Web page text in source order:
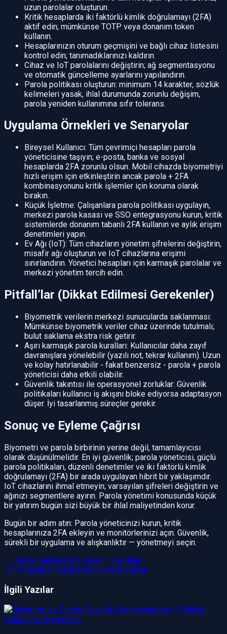
uzun parolalar oluşturun.
Kritik hesaplarda iki faktörlü kimlik doğrulamayı (2FA)
aktif edin; mümkünse TOTP veya donanım token
kullanın.
Hesaplarınızın oturum geçmişini ve bağlı cihaz listesini
kontrol edin; tanımadıklarınızı kaldırın.
Cihaz ve IoT parolalarını değiştirin; ağ segmentasyonu
ve otomatik güncelleme ayarlarını yapılandırın.
Parola politikası oluşturun: minimum 14 karakter, sözlük
kelimeleri yasak, ihlal durumunda zorunlu değişim,
parola yeniden kullanımına sıfır tolerans.
Uygulama Örnekleri ve Senaryolar
Bireysel Kullanıcı: Tüm çevrimiçi hesapları parola
yöneticisine taşıyın; e-posta, banka ve sosyal
hesaplarda 2FA zorunlu olsun. Mobil cihazda biyometriyi
hızlı erişim için etkinleştirin ancak parola + 2FA
kombinasyonunu kritik işlemler için koruma olarak
bırakın.
Küçük İşletme: Çalışanlara parola politikası uygulayın,
merkezi parola kasası ve SSO entegrasyonu kurun, kritik
sistemlerde donanım tabanlı 2FA kullanın ve aylık erişim
denetimleri yapın.
Ev Ağı (IoT): Tüm cihazların yönetim şifrelerini değiştirin,
misafir ağı oluşturun ve IoT cihazlarına erişimi
sınırlandırın. Yönetici hesapları için karmaşık parolalar ve
merkezi yönetim tercih edin.
Pitfall’lar (Dikkat Edilmesi Gerekenler)
Biyometrik verilerin merkezi sunucularda saklanması:
Mümkünse biyometrik veriler cihaz üzerinde tutulmalı;
bulut saklama ekstra risk getirir.
Aşırı karmaşık parola kuralları: Kullanıcılar daha zayıf
davranışlara yönelebilir (yazılı not, tekrar kullanım). Uzun
ve kolay hatırlanabilir - fakat benzersiz - parola + parola
yöneticisi daha etkili olabilir.
Güvenlik takıntısı ile operasyonel zorluklar: Güvenlik
politikaları kullanıcı iş akışını bloke ediyorsa adaptasyon
düşer. İyi tasarlanmış süreçler gerekir.
Sonuç ve Eyleme Çağrısı
Biyometri ve parola birbirinin yerine değil, tamamlayıcısı
olarak düşünülmelidir. En iyi güvenlik; parola yöneticisi, güçlü
parola politikaları, düzenli denetimler ve iki faktörlü kimlik
doğrulamayı (2FA) bir arada uygulayan hibrit bir yaklaşımdır.
IoT cihazlarını ihmal etmeyin; varsayılan şifreleri değiştirin ve
ağınızı segmentlere ayırın. Parola yönetimi konusunda küçük
bir yatırım bugün sizi büyük bir ihlal maliyetinden korur.
Bugün bir adım atın: Parola yöneticinizi kurun, kritik
hesaplarınıza 2FA ekleyin ve monitörlerinizi açın. Güvenlik,
sürekli bir uygulama ve alışkanlıktır — yönetmeyi seçin.
← Online Bankacılıkta Güvenli Parolalar
IoT Cihazlarını Güçlü Parolalarla Korumak →
İlgili Yazılar